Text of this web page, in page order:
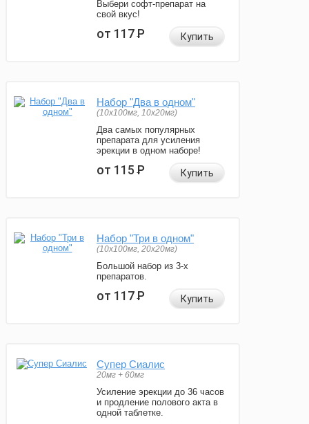
Выбери софт-препарат на
свой вкус!
от 117Р Купить
Набор "Два в одном"
(10x100мг, 10x20мг)
Два самых популярных
препарата для усиления
эрекции в одном наборе!
от 115Р Купить
Набор "Три в одном"
(10x100мг, 20x20мг)
Большой набор из 3-х
препаратов.
от 117Р Купить
Супер Сиалис
20мг + 60мг
Усиление эрекции до 36 часов
и продление полового акта в
одной таблетке.